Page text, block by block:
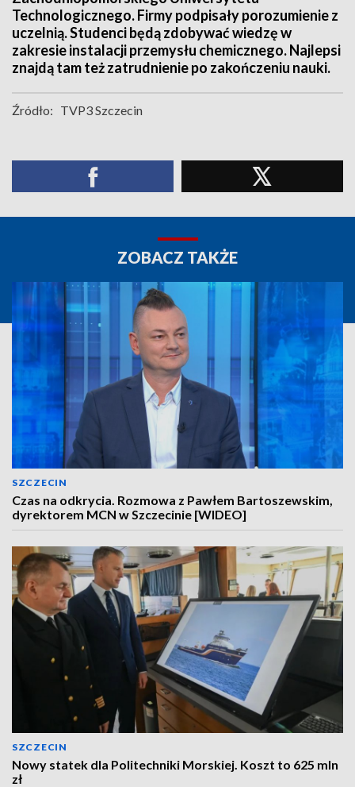
Technologicznego. Firmy podpisały porozumienie z
uczelnią. Studenci będą zdobywać wiedzę w
zakresie instalacji przemysłu chemicznego. Najlepsi
znajdą tam też zatrudnienie po zakończeniu nauki.
Źródło: TVP3 Szczecin
ZOBACZ TAKŻE
SZCZECIN
Czas na odkrycia. Rozmowa z Pawłem Bartoszewskim,
dyrektorem MCN w Szczecinie [WIDEO]
SZCZECIN
Nowy statek dla Politechniki Morskiej. Koszt to 625 mln
zł